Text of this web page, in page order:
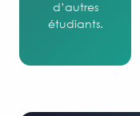
d’autres
étudiants.